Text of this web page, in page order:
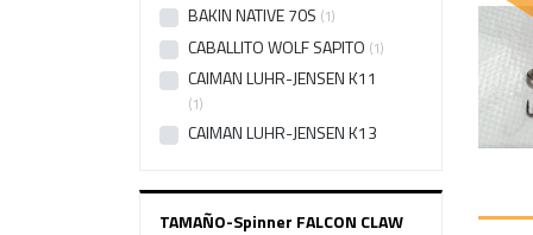
BAKIN NATIVE 70S 1
CABALLITO WOLF SAPITO 1
CAIMAN LUHR-JENSEN K11
1
CAIMAN LUHR-JENSEN K13
CAIMAN RAPTURE PRO
DIAVEL AREA CRANK 1
TAMAÑO-Spinner FALCON CLAW